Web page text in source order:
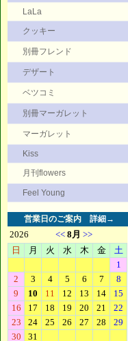
LaLa
クッキー
別冊フレンド
デザート
ベツコミ
別冊マーガレット
マーガレット
Kiss
月刊flowers
Feel Young
営業日のご案内 詳細→